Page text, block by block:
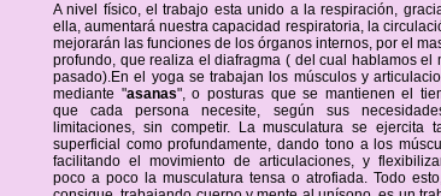
A nivel físico, el trabajo esta unido a la respiración,
ella, aumentará nuestra capacidad respiratoria, la
mejorarán las funciones de los órganos internos, por el
profundo, que realiza el diafragma ( del cual hablamos el
pasado).En el yoga se trabajan los músculos y
mediante "asanas", o posturas que se mantienen el
que cada persona necesite, según sus
limitaciones, sin competir. La musculatura se ejercita
superficial como profundamente, dando tono a los
facilitando el movimiento de articulaciones, y
poco a poco la musculatura tensa o atrofiada. Todo